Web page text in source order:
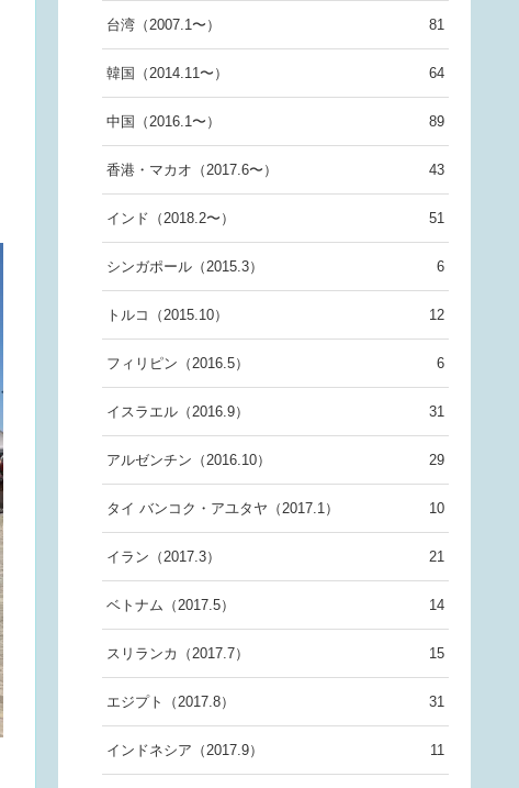
台湾（2007.1〜） 81
韓国（2014.11〜） 64
中国（2016.1〜） 89
香港・マカオ（2017.6〜） 43
インド（2018.2〜） 51
シンガポール（2015.3） 6
トルコ（2015.10） 12
フィリピン（2016.5） 6
イスラエル（2016.9） 31
アルゼンチン（2016.10） 29
タイ バンコク・アユタヤ（2017.1） 10
イラン（2017.3） 21
ベトナム（2017.5） 14
スリランカ（2017.7） 15
エジプト（2017.8） 31
インドネシア（2017.9） 11